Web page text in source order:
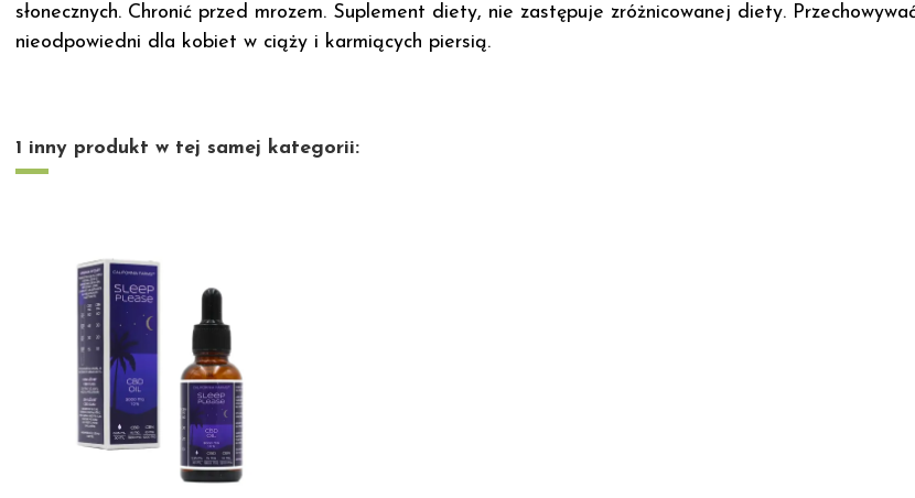
słonecznych. Chronić przed mrozem. Suplement diety, nie zastępuje zróżnicowanej diety.
nieodpowiedni dla kobiet w ciąży i karmiących piersią.
1 inny produkt w tej samej kategorii: